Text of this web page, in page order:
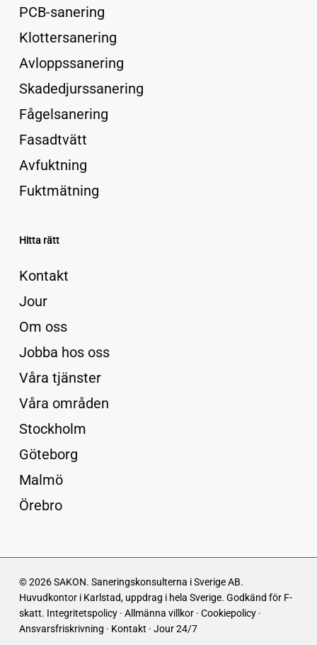
PCB-sanering
Klottersanering
Avloppssanering
Skadedjurssanering
Fågelsanering
Fasadtvätt
Avfuktning
Fuktmätning
Hitta rätt
Kontakt
Jour
Om oss
Jobba hos oss
Våra tjänster
Våra områden
Stockholm
Göteborg
Malmö
Örebro
© 2026 SAKON. Saneringskonsulterna i Sverige AB.
Huvudkontor i Karlstad, uppdrag i hela Sverige. Godkänd för F-
skatt. Integritetspolicy· Allmänna villkor· Cookiepolicy·
Ansvarsfriskrivning · Kontakt · Jour 24/7